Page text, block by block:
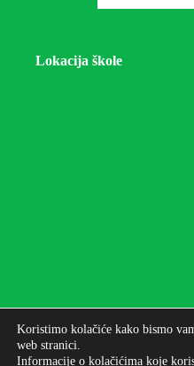
Lokacija škole
Koristimo kolačiće kako bismo
web stranici.
Informacije o kolačićima koje